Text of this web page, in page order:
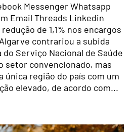
Messenger Whatsapp
Email Threads Linkedin
de 1,1% nos encargos
contrariou a subida
do Serviço Nacional de Saúde
setor convencionado, mas
única região do país com um
elevado, de acordo com...